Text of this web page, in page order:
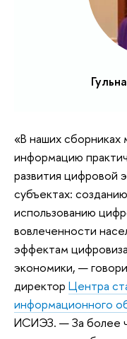
«В наших
информацию
развития цифровой
субъектах:
использованию
вовлеченности
эффектам
экономики, —
директор Центра
информационного
ИСИЭЗ. — За более